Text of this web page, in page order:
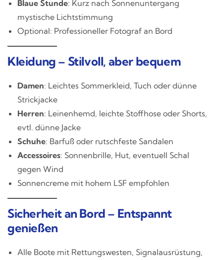
Blaue Stunde: Kurz nach Sonnenuntergang
mystische Lichtstimmung
Optional: Professioneller Fotograf an Bord
Kleidung – Stilvoll, aber bequem
Damen: Leichtes Sommerkleid, Tuch oder dünne
Strickjacke
Herren: Leinenhemd, leichte Stoffhose oder Shorts,
evtl. dünne Jacke
Schuhe: Barfuß oder rutschfeste Sandalen
Accessoires: Sonnenbrille, Hut, eventuell Schal
gegen Wind
Sonnencreme mit hohem LSF empfohlen
Sicherheit an Bord – Entspannt
genießen
Alle Boote mit Rettungswesten, Signalausrüstung,